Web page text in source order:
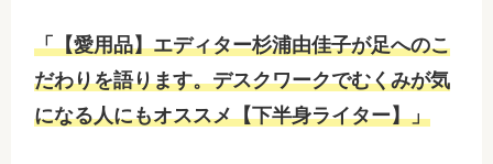
「【愛用品】エディター杉浦由佳子が足へのこ
だわりを語ります。デスクワークでむくみが気
になる人にもオススメ【下半身ライター】」